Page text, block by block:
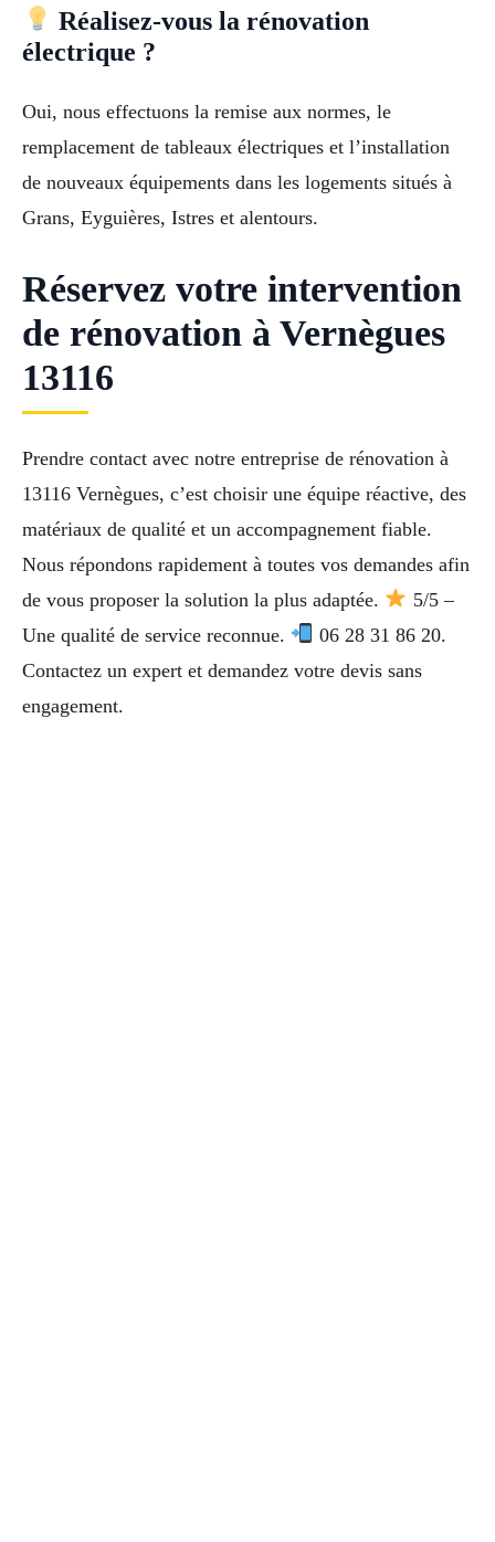
Réalisez-vous la rénovation
électrique ?
Oui, nous effectuons la remise aux normes, le
remplacement de tableaux électriques et l’installation
de nouveaux équipements dans les logements situés à
Grans, Eyguières, Istres et alentours.
Réservez votre intervention
de rénovation à Vernègues
13116
Prendre contact avec notre entreprise de rénovation à
13116 Vernègues, c’est choisir une équipe réactive, des
matériaux de qualité et un accompagnement fiable.
Nous répondons rapidement à toutes vos demandes afin
de vous proposer la solution la plus adaptée.
5/5 –
Une qualité de service reconnue.
06 28 31 86 20.
Contactez un expert et demandez votre devis sans
engagement.